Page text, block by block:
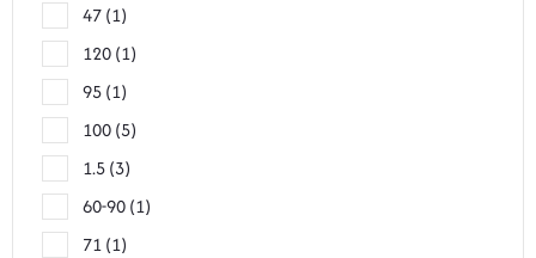
47 1
120 1
95 1
100 5
1.5 3
60-90 1
71 1